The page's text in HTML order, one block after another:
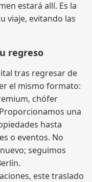
estará allí. Es la
viaje, evitando las
regreso
tras regresar de
el mismo formato:
chófer
una
hasta
o eventos. No
seguimos
este traslado